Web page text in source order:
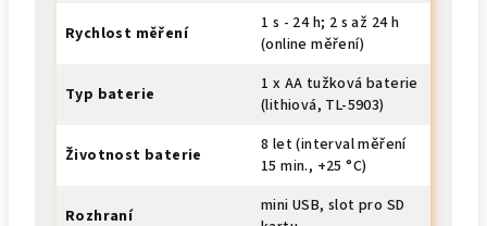
Rychlost měření
1 s - 24 h; 2 s až 24 h
(online měření)
Typ baterie
1 x AA tužková baterie
(lithiová, TL-5903)
Životnost baterie
8 let (interval měření
15 min., +25 °C)
Rozhraní
mini USB, slot pro SD